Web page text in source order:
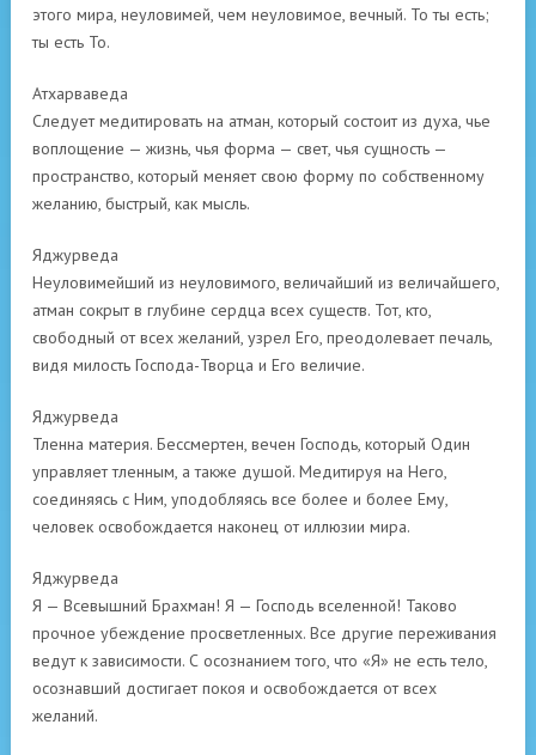
этого мира, неуловимей, чем неуловимое, вечный. То ты есть;
ты есть То.
Атхарваведа
Следует медитировать на атман, который состоит из духа, чье
воплощение — жизнь, чья форма — свет, чья сущность —
пространство, который меняет свою форму по собственному
желанию, быстрый, как мысль.
Яджурведа
Неуловимейший из неуловимого, величайший из величайшего,
атман сокрыт в глубине сердца всех существ. Тот, кто,
свободный от всех желаний, узрел Его, преодолевает печаль,
видя милость Господа-Творца и Его величие.
Яджурведа
Тленна материя. Бессмертен, вечен Господь, который Один
управляет тленным, а также душой. Медитируя на Него,
соединяясь с Ним, уподобляясь все более и более Ему,
человек освобождается наконец от иллюзии мира.
Яджурведа
Я — Всевышний Брахман! Я — Господь вселенной! Таково
прочное убеждение просветленных. Все другие переживания
ведут к зависимости. С осознанием того, что «Я» не есть тело,
осознавший достигает покоя и освобождается от всех
желаний.